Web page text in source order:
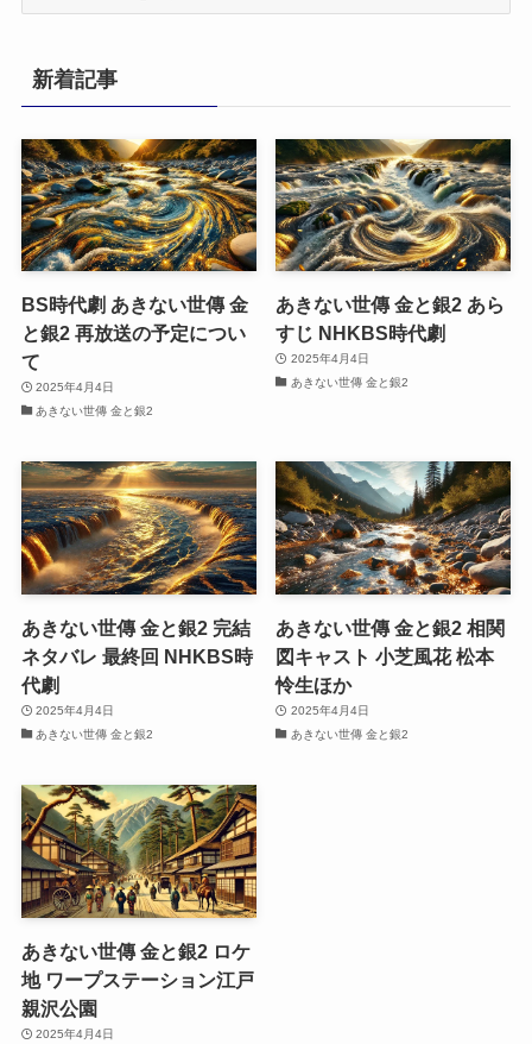
リ
ー
新着記事
BS時代劇 あきない世傳 金
と銀2 再放送の予定につい
て
2025年4月4日
あきない世傳 金と銀2
あきない世傳 金と銀2 あら
すじ NHKBS時代劇
2025年4月4日
あきない世傳 金と銀2
あきない世傳 金と銀2 完結
ネタバレ 最終回 NHKBS時
代劇
2025年4月4日
あきない世傳 金と銀2
あきない世傳 金と銀2 相関
図キャスト 小芝風花 松本
怜生ほか
2025年4月4日
あきない世傳 金と銀2
あきない世傳 金と銀2 ロケ
地 ワープステーション江戸
親沢公園
2025年4月4日